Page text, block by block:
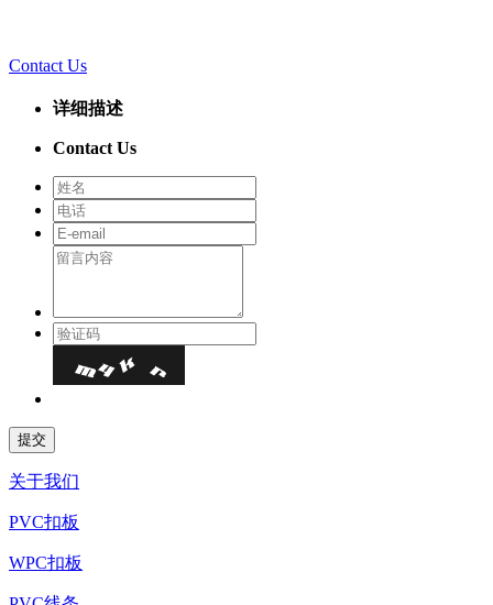
Contact Us
详细描述
Contact Us
关于我们
PVC扣板
WPC扣板